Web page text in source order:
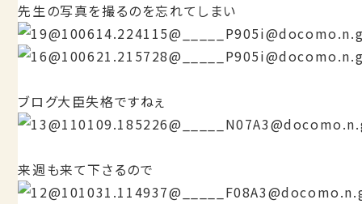
先生の写真を撮るのを忘れてしまい
ブログ大臣失格ですねぇ
来週も来て下さるので